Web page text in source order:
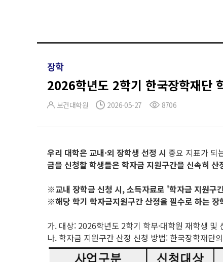
장학
2026학년도 2학기 한국장학재단
보건대학원 2026-05-27 8706
우리 대학은 교내·외 장학생 선정 시 중요 지표가 되
금을 신청할 학생들은 학자금 지원구간을 신속히 산
※교내 장학금 신청 시, 소득자료로 '학자금 지원구
※해당 학기 학자금지원구간 산정을 필수로 하는
가. 대상: 2026학년도 2학기 학부·대학원 재학생 및
나. 학자금 지원구간 산정 신청 방법: 한국장학재단